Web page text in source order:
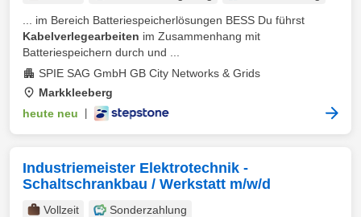
... im Bereich Batteriespeicherlösungen BESS Du führst
Kabelverlegearbeiten im Zusammenhang mit
Batteriespeichern durch und ...
SPIE SAG GmbH GB City Networks & Grids
Markkleeberg
heute neu
Industriemeister Elektrotechnik -
Schaltschrankbau / Werkstatt m/w/d
Vollzeit
Sonderzahlung